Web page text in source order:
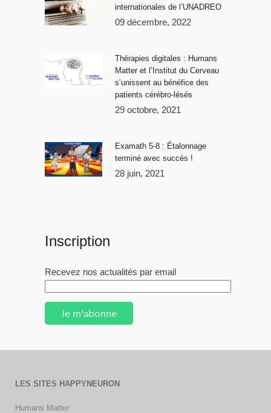
internationales de l’UNADREO
09 décembre, 2022
Thérapies digitales : Humans
Matter et l’Institut du Cerveau
s’unissent au bénéfice des
patients cérébro-lésés
29 octobre, 2021
Examath 5-8 : Étalonnage
terminé avec succès !
28 juin, 2021
Inscription
Recevez nos actualités par email
Je m'abonne
LES SITES HAPPYNEURON
Humans Matter